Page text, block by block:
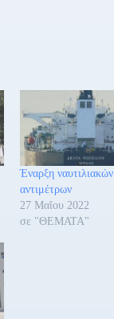
Έναρξη ναυτιλιακών
αντιμέτρων
27 Μαΐου 2022
σε "ΘΕΜΑΤΑ"